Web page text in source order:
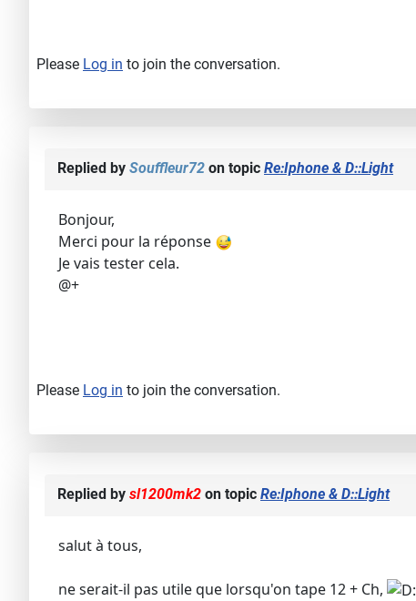
Please Log in to join the conversation.
Replied by Souffleur72 on topic Re:Iphone & D::Light
Bonjour,
Merci pour la réponse
Je vais tester cela.
@+
Please Log in to join the conversation.
Replied by sl1200mk2 on topic Re:Iphone & D::Light
salut à tous,
ne serait-il pas utile que lorsqu'on tape 12 + Ch,